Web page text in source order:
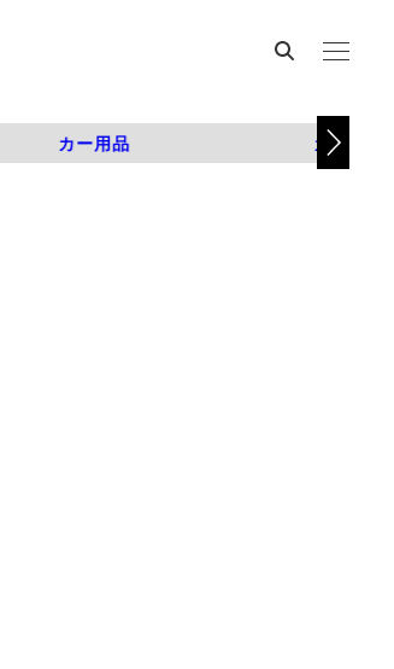
カー用品 カスタム
選び、購入時の流れや必要な書類などに